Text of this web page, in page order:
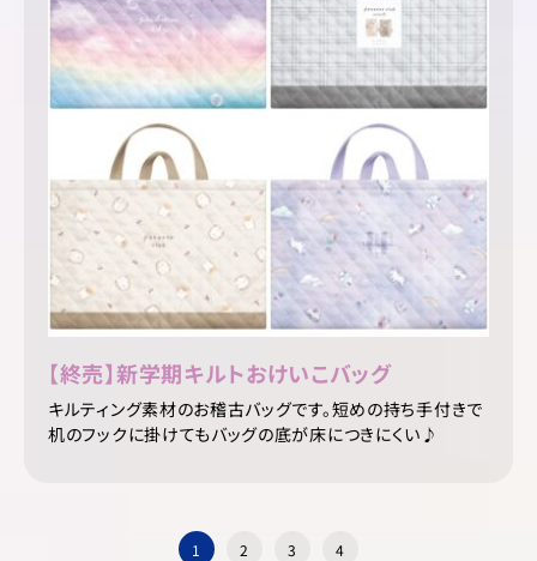
【終売】新学期キルトおけいこバッグ
キルティング素材のお稽古バッグです。短めの持ち手付きで
机のフックに掛けてもバッグの底が床につきにくい♪
1 2 3 4